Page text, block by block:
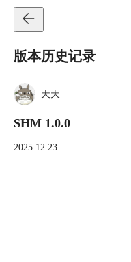
版本历史记录
天天
SHM 1.0.0
2025.12.23